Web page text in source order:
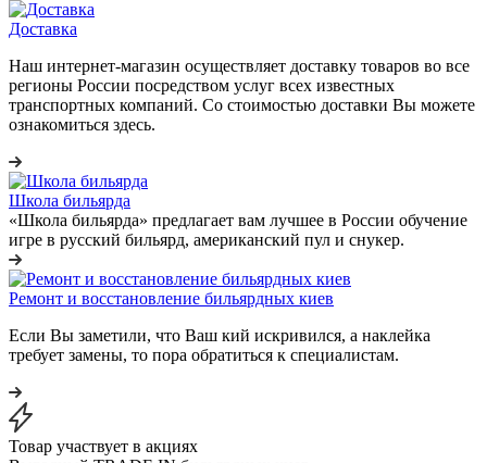
Доставка
Наш интернет-магазин осуществляет доставку товаров во все
регионы России посредством услуг всех известных
транспортных компаний. Со стоимостью доставки Вы можете
ознакомиться здесь.
Школа бильярда
«Школа бильярда» предлагает вам лучшее в России обучение
игре в русский бильярд, американский пул и снукер.
Ремонт и восстановление бильярдных киев
Если Вы заметили, что Ваш кий искривился, а наклейка
требует замены, то пора обратиться к специалистам.
Товар участвует в акциях